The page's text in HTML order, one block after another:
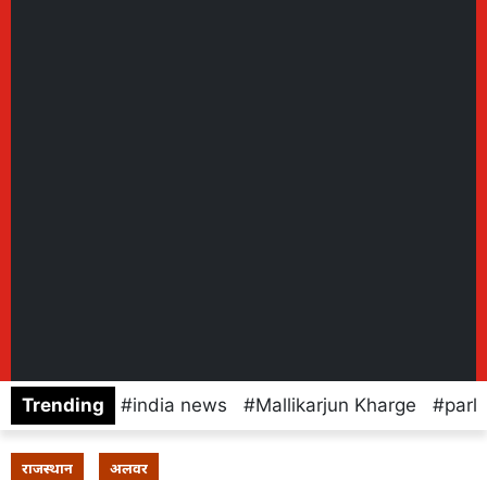
Trending india news Mallikarjun Kharge
राजस्थान अलवर